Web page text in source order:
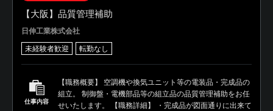
【大阪】品質管理補助
日伸工業株式会社
未経験者歓迎 転勤なし
仕事内容
【職務概要】 空調機や換気ユニット等の電装品・完成品の
組立。 制御盤・電機部品等の組立品の品質管理補助をお任
せいたします。 【職務詳細】 ・完成品が図面通りに出来て